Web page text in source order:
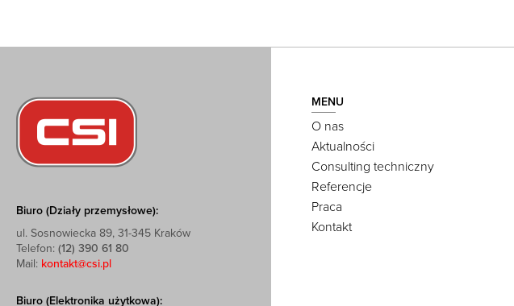
Biuro (Działy przemysłowe):
ul. Sosnowiecka 89, 31-345 Kraków
Telefon: (12) 390 61 80
Mail: kontakt@csi.pl
Biuro (Elektronika użytkowa):
MENU
O nas
Aktualności
Consulting techniczny
Referencje
Praca
Kontakt